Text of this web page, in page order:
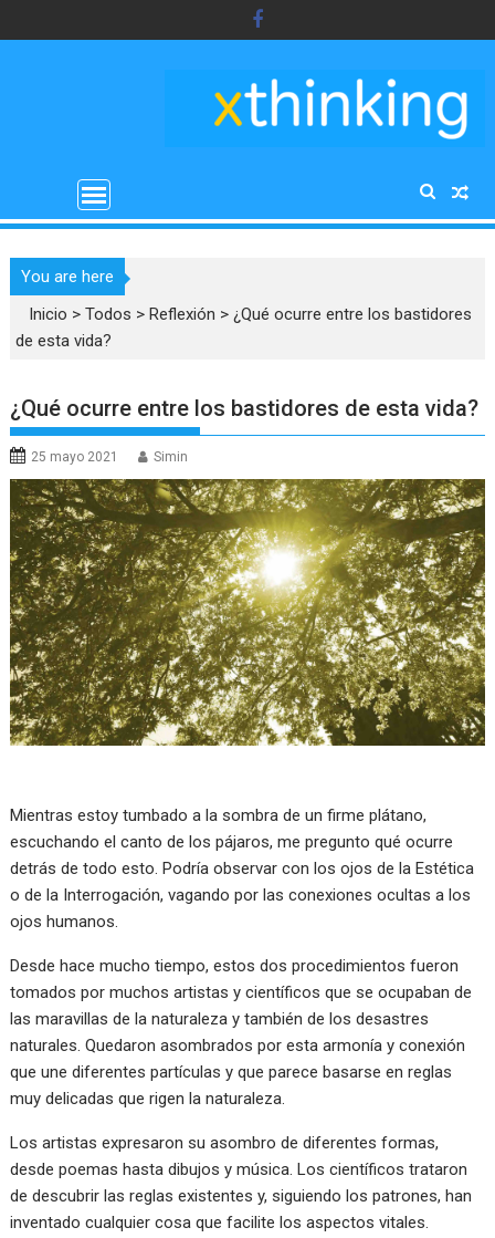
al
You are here
Inicio >Todos >Reflexión >¿Qué ocurre entre los bastidores
de esta vida?
¿Qué ocurre entre los bastidores de esta vida?
25 mayo 2021 Simin
Mientras estoy tumbado a la sombra de un firme plátano,
escuchando el canto de los pájaros, me pregunto qué ocurre
detrás de todo esto. Podría observar con los ojos de la Estética
o de la Interrogación, vagando por las conexiones ocultas a los
ojos humanos.
Desde hace mucho tiempo, estos dos procedimientos fueron
tomados por muchos artistas y científicos que se ocupaban de
las maravillas de la naturaleza y también de los desastres
naturales. Quedaron asombrados por esta armonía y conexión
que une diferentes partículas y que parece basarse en reglas
muy delicadas que rigen la naturaleza.
Los artistas expresaron su asombro de diferentes formas,
desde poemas hasta dibujos y música. Los científicos trataron
de descubrir las reglas existentes y, siguiendo los patrones, han
inventado cualquier cosa que facilite los aspectos vitales.